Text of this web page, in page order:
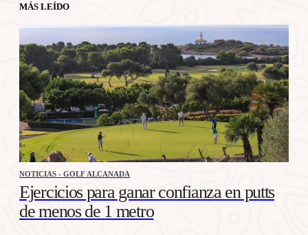
MÁS LEÍDO
NOTICIAS - GOLF ALCANADA
Ejercicios para ganar confianza en putts
de menos de 1 metro